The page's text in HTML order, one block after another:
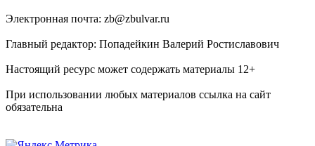
Электронная почта: zb@zbulvar.ru
Главный редактор: Попадейкин Валерий Ростиславович
Настоящий ресурс может содержать материалы 12+
При использовании любых материалов ссылка на сайт
обязательна